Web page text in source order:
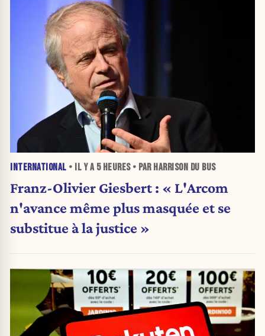
INTERNATIONAL • IL Y A 5 HEURES• PAR HARRISON DU BUS
Franz-Olivier Giesbert : « L'Arcom
n'avance même plus masquée et se
substitue à la justice »